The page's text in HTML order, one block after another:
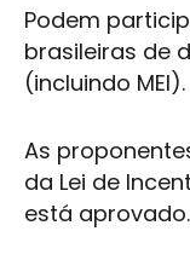
Podem
brasileiras de
(incluindo MEI).
As
da Lei de
está aprovado.